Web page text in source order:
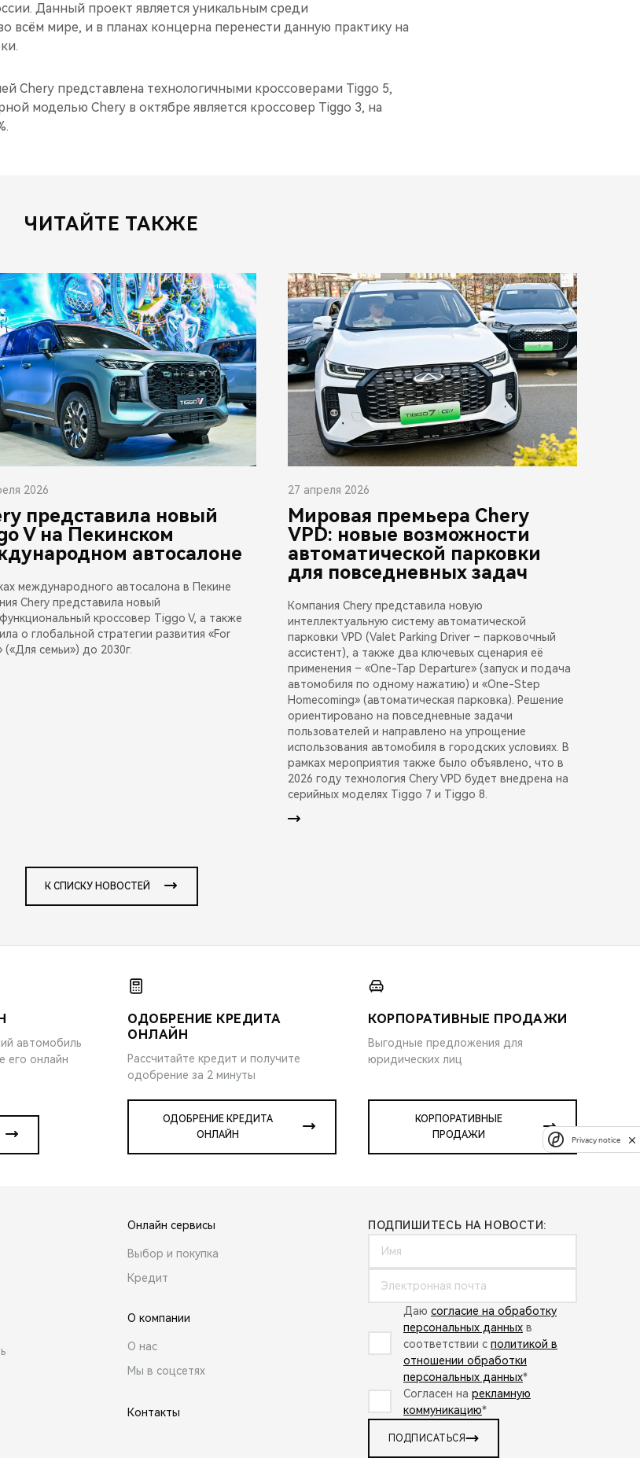
Данный проект является уникальным среди
всём мире, и в планах концерна перенести данную практику на
Chery представлена технологичными кроссоверами Tiggo 5,
моделью Chery в октябре является кроссовер Tiggo 3, на
ЧИТАЙТЕ ТАКЖЕ
2026
представила новый
V на Пекинском
автосалоне
международного автосалона в Пекине
Chery представила новый
кроссовер Tiggo V, а также
о глобальной стратегии развития «For
(«Для семьи») до 2030г.
27 апреля 2026
Мировая премьера Chery
VPD: новые возможности
автоматической парковки
для повседневных задач
Компания Chery представила новую
интеллектуальную систему автоматической
парковки VPD (Valet Parking Driver – парковочный
ассистент), а также два ключевых сценария её
применения – «One-Tap Departure» (запуск и подача
автомобиля по одному нажатию) и «One-Step
Homecoming» (автоматическая парковка). Решение
ориентировано на повседневные задачи
пользователей и направлено на упрощение
использования автомобиля в городских условиях. В
рамках мероприятия также было объявлено, что в
2026 году технология Chery VPD будет внедрена на
серийных моделях Tiggo 7 и Tiggo 8.
К СПИСКУ НОВОСТЕЙ
автомобиль
его онлайн
ОДОБРЕНИЕ КРЕДИТА
ОНЛАЙН
Рассчитайте кредит и получите
одобрение за 2 минуты
ОДОБРЕНИЕ КРЕДИТА
ОНЛАЙН
КОРПОРАТИВНЫЕ ПРОДАЖИ
Выгодные предложения для
юридических лиц
КОРПОРАТИВНЫЕ
ПРОДАЖИ
Онлайн сервисы
Выбор и покупка
Кредит
О компании
О нас
Мы в соцсетях
Контакты
ПОДПИШИТЕСЬ НА НОВОСТИ:
Даю согласие на обработку
персональных данных в
соответствии с политикой в
отношении обработки
персональных данных*
Согласен на рекламную
коммуникацию*
ПОДПИСАТЬСЯ
Privacy notice